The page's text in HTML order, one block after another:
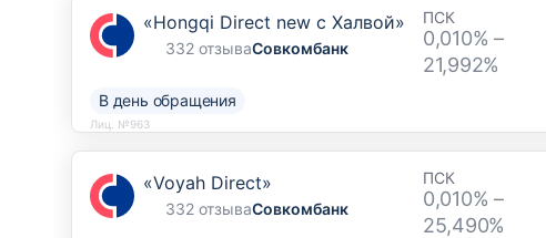
«Hongqi Direct new с Халвой»
332 отзываСовкомбанк
ПСК
0,010% –
21,992%
В день обращения
Лиц. №963
«Voyah Direct»
332 отзываСовкомбанк
ПСК
0,010% –
25,490%